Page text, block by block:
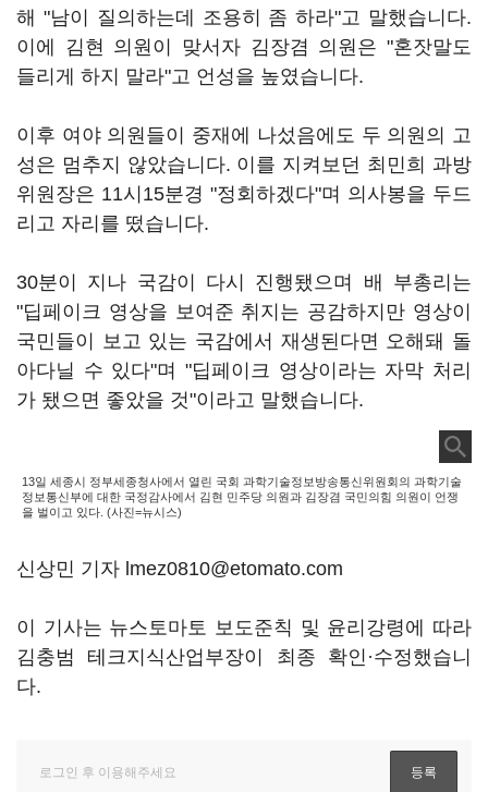
해 "남이 질의하는데 조용히 좀 하라"고 말했습니다.
이에 김현 의원이 맞서자 김장겸 의원은 "혼잣말도
들리게 하지 말라"고 언성을 높였습니다.
이후 여야 의원들이 중재에 나섰음에도 두 의원의 고
성은 멈추지 않았습니다. 이를 지켜보던 최민희 과방
위원장은 11시15분경 "정회하겠다"며 의사봉을 두드
리고 자리를 떴습니다.
30분이 지나 국감이 다시 진행됐으며 배 부총리는
"딥페이크 영상을 보여준 취지는 공감하지만 영상이
국민들이 보고 있는 국감에서 재생된다면 오해돼 돌
아다닐 수 있다"며 "딥페이크 영상이라는 자막 처리
가 됐으면 좋았을 것"이라고 말했습니다.
13일 세종시 정부세종청사에서 열린 국회 과학기술정보방송통신위원회의 과학기술
정보통신부에 대한 국정감사에서 김현 민주당 의원과 김장겸 국민의힘 의원이 언쟁
을 벌이고 있다. (사진=뉴시스)
신상민 기자 lmez0810@etomato.com
이 기사는 뉴스토마토 보도준칙 및 윤리강령에 따라
김충범 테크지식산업부장이 최종 확인·수정했습니
다.